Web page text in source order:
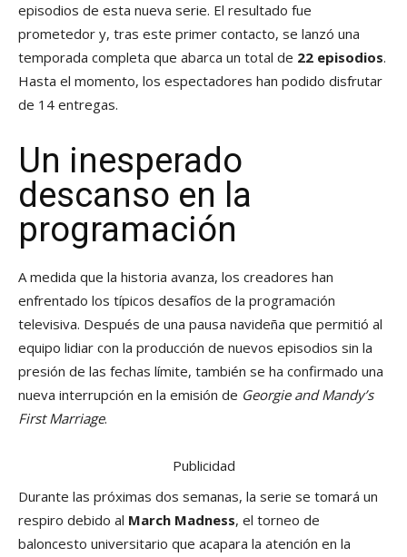
episodios de esta nueva serie. El resultado fue
prometedor y, tras este primer contacto, se lanzó una
temporada completa que abarca un total de 22 episodios.
Hasta el momento, los espectadores han podido disfrutar
de 14 entregas.
Un inesperado
descanso en la
programación
A medida que la historia avanza, los creadores han
enfrentado los típicos desafíos de la programación
televisiva. Después de una pausa navideña que permitió al
equipo lidiar con la producción de nuevos episodios sin la
presión de las fechas límite, también se ha confirmado una
nueva interrupción en la emisión de Georgie and Mandy’s
First Marriage.
Publicidad
Durante las próximas dos semanas, la serie se tomará un
respiro debido al March Madness, el torneo de
baloncesto universitario que acapara la atención en la